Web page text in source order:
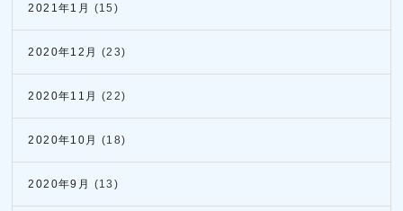
2021年1月 (15)
2020年12月 (23)
2020年11月 (22)
2020年10月 (18)
2020年9月 (13)